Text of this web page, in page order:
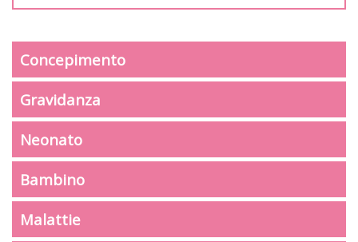
Concepimento
Gravidanza
Neonato
Bambino
Malattie